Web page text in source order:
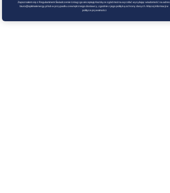
Zapoznałem się z Regulaminem Świadczenie Usług i go akceptuję Każdą ze zgód można wycofać wysyłając wiadomość na adres
biuro@optimalenergy.pl lub w przypadku zewnętrznego dostawcy, zgodnie z jego polityką ochrony danych. Więcej informacji w
polityce prywatności